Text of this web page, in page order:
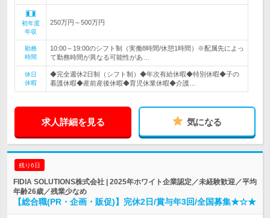
初年度
年収
250万円～500万円
勤務
時間
10:00～19:00のシフト制（実働8時間/休憩1時間）※配属先によっ
て勤務時間が異なる可能性があ…
休日
休暇
◆完全週休2日制（シフト制）◆年次有給休暇◆特別休暇◆子の
看護休暇◆産前産後休暇◆育児休業休暇◆介護…
求人詳細を見る 気になる
残り6日
FIDIA SOLUTIONS株式会社 | 2025年ホワイト企業認定／未経験歓迎／平均
年齢26歳／残業少なめ
【総合職(PR・企画・販促)】完休2日/賞与年3回/全国募集★☆★